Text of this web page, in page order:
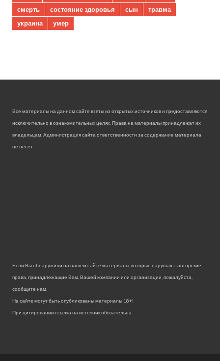
смерть
состояние здоровья сын
травма
украина
умер
Все материалы на данном сайте взяты из открытых источников и предоставляются
исключительно в ознакомительных целях. Права на материалы принадлежат их
владельцам. Администрация сайта ответственности за содержание материала
не несет.
Если Вы обнаружили на нашем сайте материалы, которые нарушают авторские
права, принадлежащие Вам, Вашей компании или организации, пожалуйста,
сообщите нам.
На сайте могут быть опубликованы материалы 18+!
При цитировании ссылка на источник обязательна.